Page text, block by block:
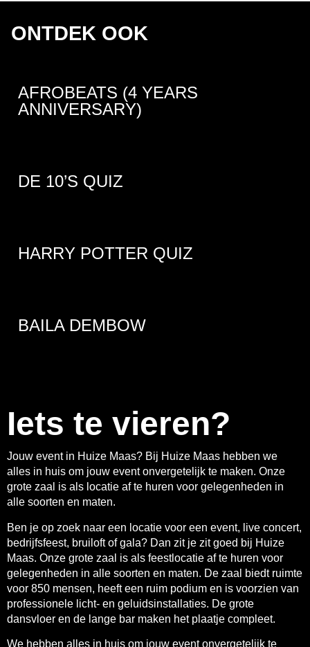
ONTDEK OOK
AFROBEATS (4 YEARS
ANNIVERSARY)
DE 10’S QUIZ
HARRY POTTER QUIZ
BAILA DEMBOW
Iets te vieren?
Jouw event in Huize Maas? Bij Huize Maas hebben we
alles in huis om jouw event onvergetelijk te maken. Onze
grote zaal is als locatie af te huren voor gelegenheden in
alle soorten en maten.
Ben je op zoek naar een locatie voor een event, live concert,
bedrijfsfeest, bruiloft of gala? Dan zit je zit goed bij Huize
Maas. Onze grote zaal is als feestlocatie af te huren voor
gelegenheden in alle soorten en maten. De zaal biedt ruimte
voor 850 mensen, heeft een ruim podium en is voorzien van
professionele licht- en geluidsinstallaties. De grote
dansvloer en de lange bar maken het plaatje compleet.
We hebben alles in huis om jouw event onvergetelijk te